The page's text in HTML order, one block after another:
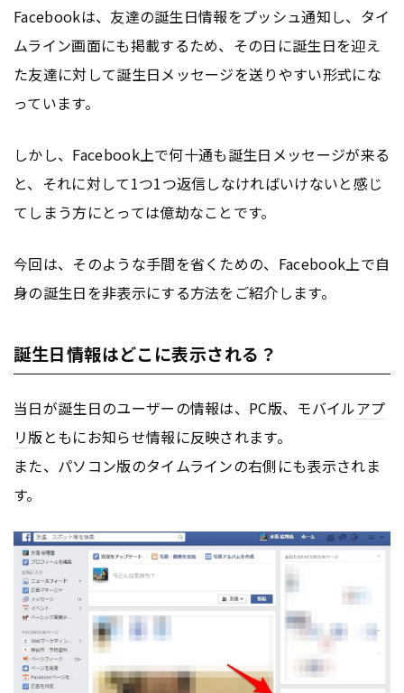
Facebookは、友達の誕生日情報をプッシュ通知し、タイ
ムライン画面にも掲載するため、その日に誕生日を迎え
た友達に対して誕生日メッセージを送りやすい形式にな
っています。
しかし、Facebook上で何十通も誕生日メッセージが来る
と、それに対して1つ1つ返信しなければいけないと感じ
てしまう方にとっては億劫なことです。
今回は、そのような手間を省くための、Facebook上で自
身の誕生日を非表示にする方法をご紹介します。
誕生日情報はどこに表示される？
当日が誕生日のユーザーの情報は、PC版、モバイルアプ
リ版ともにお知らせ情報に反映されます。
また、パソコン版のタイムラインの右側にも表示されま
す。